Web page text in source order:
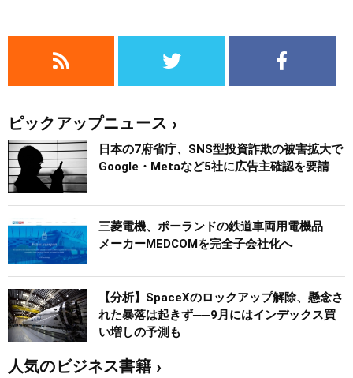
ピックアップニュース
日本の7府省庁、SNS型投資詐欺の被害拡大で
Google・Metaなど5社に広告主確認を要請
三菱電機、ポーランドの鉄道車両用電機品
メーカーMEDCOMを完全子会社化へ
【分析】SpaceXのロックアップ解除、懸念さ
れた暴落は起きず──9月にはインデックス買
い増しの予測も
人気のビジネス書籍